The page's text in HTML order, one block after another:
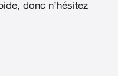
donc n’hésitez